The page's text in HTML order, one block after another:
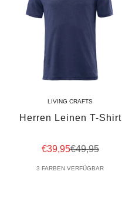
LIVING CRAFTS
Herren Leinen T-Shirt
Angebot
€39,95Regulärer
€49,95
3 FARBEN VERFÜGBAR